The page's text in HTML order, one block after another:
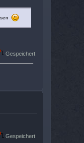
Gespeichert
Gespeichert